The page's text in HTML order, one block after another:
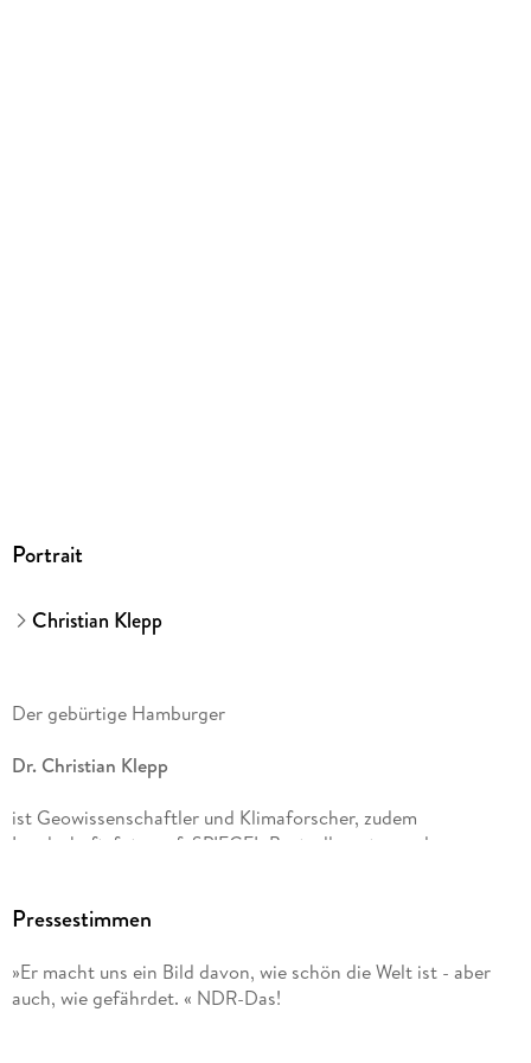
Portrait
Christian Klepp
Der gebürtige Hamburger
Dr. Christian Klepp
ist Geowissenschaftler und Klimaforscher, zudem
Landschaftsfotograf, SPIEGEL-Bestsellerautor und
auf unserem Planeten. Seine preisgekrönten Fotografien sind
2024 auch im renommierten Stadtmuseum Schleswig.
Pressestimmen
»Er macht uns ein Bild davon, wie schön die Welt ist - aber
auch, wie gefährdet. « NDR-Das!